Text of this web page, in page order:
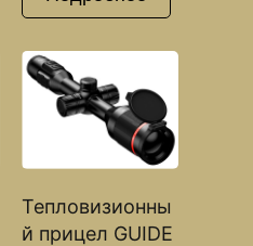
Тепловизионны
й прицел GUIDE